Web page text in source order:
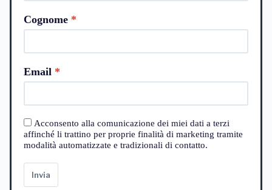
Cognome
Email
Acconsento alla comunicazione dei miei dati a terzi
affinché li trattino per proprie finalità di marketing tramite
modalità automatizzate e tradizionali di contatto.
Invia